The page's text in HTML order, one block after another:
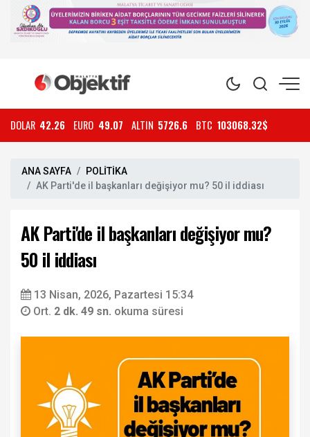
DOLAR 42.26 EURO 49.07 ALTIN 5726.6 BTC 103068.32$
ANA SAYFA
POLİTİKA
AK Parti'de il başkanları değişiyor mu? 50 il iddiası
AK Parti'de il başkanları değişiyor mu?
50 il iddiası
13 Nisan, 2026, Pazartesi 15:34
Ort. 2 dk. 49 sn. okuma süresi